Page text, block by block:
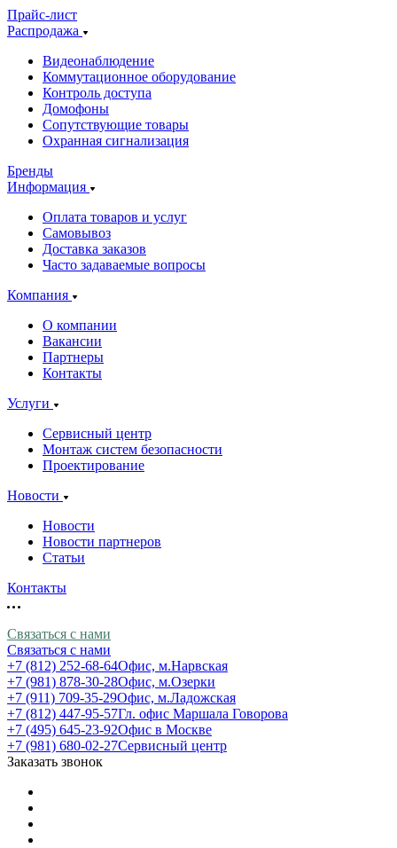
Прайс-лист
Распродажа
Видеонаблюдение
Коммутационное оборудование
Контроль доступа
Домофоны
Сопутствующие товары
Охранная сигнализация
Бренды
Информация
Оплата товаров и услуг
Самовывоз
Доставка заказов
Часто задаваемые вопросы
Компания
О компании
Вакансии
Партнеры
Контакты
Услуги
Сервисный центр
Монтаж систем безопасности
Проектирование
Новости
Новости
Новости партнеров
Статьи
Контакты
Связаться с нами
Связаться с нами
+7 (812) 252-68-64Офис, м.Нарвская
+7 (981) 878-30-28Офис, м.Озерки
+7 (911) 709-35-29Офис, м.Ладожская
+7 (812) 447-95-57Гл. офис Маршала Говорова
+7 (495) 645-23-92Офис в Москве
+7 (981) 680-02-27Сервисный центр
Заказать звонок